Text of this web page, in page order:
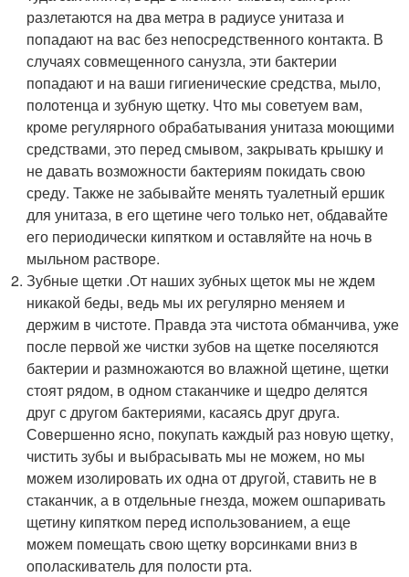
разлетаются на два метра в радиусе унитаза и
попадают на вас без непосредственного контакта. В
случаях совмещенного санузла, эти бактерии
попадают и на ваши гигиенические средства, мыло,
полотенца и зубную щетку. Что мы советуем вам,
кроме регулярного обрабатывания унитаза моющими
средствами, это перед смывом, закрывать крышку и
не давать возможности бактериям покидать свою
среду. Также не забывайте менять туалетный ершик
для унитаза, в его щетине чего только нет, обдавайте
его периодически кипятком и оставляйте на ночь в
мыльном растворе.
Зубные щетки .От наших зубных щеток мы не ждем
никакой беды, ведь мы их регулярно меняем и
держим в чистоте. Правда эта чистота обманчива, уже
после первой же чистки зубов на щетке поселяются
бактерии и размножаются во влажной щетине, щетки
стоят рядом, в одном стаканчике и щедро делятся
друг с другом бактериями, касаясь друг друга.
Совершенно ясно, покупать каждый раз новую щетку,
чистить зубы и выбрасывать мы не можем, но мы
можем изолировать их одна от другой, ставить не в
стаканчик, а в отдельные гнезда, можем ошпаривать
щетину кипятком перед использованием, а еще
можем помещать свою щетку ворсинками вниз в
ополаскиватель для полости рта.